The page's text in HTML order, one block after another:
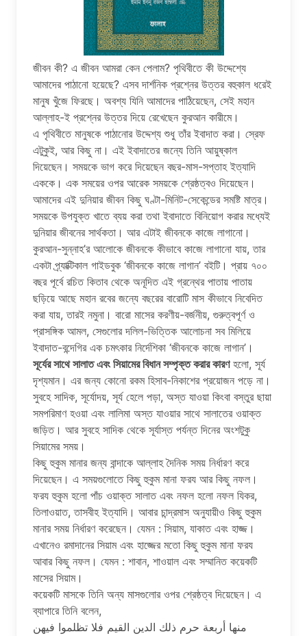
জীবন কী? এ জীবন আমরা কেন পেলাম? পৃথিবীতে কী উদ্দেশ্যে
আমাদের পাঠানো হয়েছে? এসব দার্শনিক প্রশ্নের উত্তর বহুকাল ধরেই
মানুষ খুঁজে ফিরছে। অবশ্য যিনি আমাদের পাঠিয়েছেন, সেই মহান
আল্লাহ-ই প্রশ্নের উত্তর দিয়ে রেখেছেন কুরআন কারীমে।
এ পৃথিবীতে মানুষকে পাঠানোর উদ্দেশ্য শুধু তাঁর ইবাদাত করা। স্রেফ
এটুকুই, আর কিছু না। এই ইবাদাতের জন্যে তিনি আয়ুষ্কাল
দিয়েছেন। সময়কে ভাগ করে দিয়েছেন বছর-মাস-সপ্তাহ ইত্যাদি
এককে। এক সময়ের ওপর আরেক সময়কে শ্রেষ্ঠত্বও দিয়েছেন।
আমাদের এই দুনিয়ার জীবন কিছু ঘণ্টা-মিনিট-সেকেন্ডের সমষ্টি মাত্র।
সময়কে উপযুক্ত খাতে ব্যয় করা তথা ইবাদাতে বিনিয়োগ করার মধ্যেই
দুনিয়ার জীবনের সার্থকতা। আর এটাই জীবনকে কাজে লাগানো।
কুরআন-সুন্নাহ’র আলোকে জীবনকে কীভাবে কাজে লাগানো যায়, তার
একটা প্র্যাক্টিকাল গাইডবুক ‘জীবনকে কাজে লাগান’ বইটি। প্রায় ৭০০
বছর পূর্বে রচিত কিতাব থেকে অনূদিত এই গ্রন্থের পাতায় পাতায়
ছড়িয়ে আছে মহান রবের জন্যে বছরের বারোটি মাস কীভাবে নিবেদিত
করা যায়, তারই নমুনা। বারো মাসের করণীয়-বর্জনীয়, গুরুত্বপূর্ণ ও
প্রাসঙ্গিক আমল, সেগুলোর দলিল-ভিত্তিক আলোচনা সব মিলিয়ে
ইবাদাত-বন্দেগির এক চমৎকার নির্দেশিকা ‘জীবনকে কাজে লাগান’।
সূর্যের সাথে সালাত এবং সিয়ামের বিধান সম্পৃক্ত করার কারণহলো, সূর্য
দৃশ্যমান। এর জন্য কোনো রকম হিসাব-নিকাশের প্রয়োজন পড়ে না।
সুবহে সাদিক, সূর্যোদয়, সূর্য হেলে পড়া, অস্ত যাওয়া কিংবা বস্তুর ছায়া
সমপরিমাণ হওয়া এবং লালিমা অস্ত যাওয়ার সাথে সালাতের ওয়াক্ত
জড়িত। আর সুবহে সাদিক থেকে সূর্যাস্ত পর্যন্ত দিনের অংশটুকু
সিয়ামের সময়।
কিছু হুকুম মানার জন্য বান্দাকে আল্লাহ দৈনিক সময় নির্ধারণ করে
দিয়েছেন। এ সময়গুলোতে কিছু হুকুম মানা ফরয আর কিছু নফল।
ফরয হুকুম হলো পাঁচ ওয়াক্ত সালাত এবং নফল হলো নফল যিকর,
তিলাওয়াত, তাসবীহ ইত্যাদি। আবার চান্দ্রমাস অনুযায়ীও কিছু হুকুম
মানার সময় নির্ধারণ করেছেন। যেমন : সিয়াম, যাকাত এবং হাজ্জ।
এখানেও রমাদানের সিয়াম এবং হাজ্জের মতো কিছু হুকুম মানা ফরয
আবার কিছু নফল। যেমন : শাবান, শাওয়াল এবং সম্মানিত কয়েকটি
মাসের সিয়াম।
কয়েকটি মাসকে তিনি অন্য মাসগুলোর ওপর শ্রেষ্ঠত্ব দিয়েছেন। এ
ব্যাপারে তিনি বলেন,
منها أربعة حرم ذلك الدين القيم فلا تظلموا فيهن